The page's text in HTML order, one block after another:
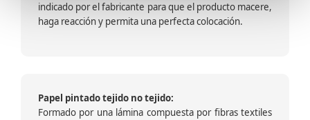
indicado por el fabricante para que el producto macere,
haga reacción y permita una perfecta colocación.
Papel pintado tejido no tejido:
Formado por una lámina compuesta por fibras textiles